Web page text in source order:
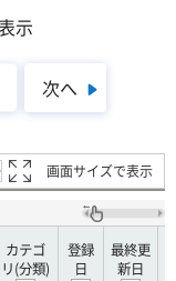
示
次へ
画面サイズで表示
カテゴ
リ(分類)
登録
日
最終更
新日